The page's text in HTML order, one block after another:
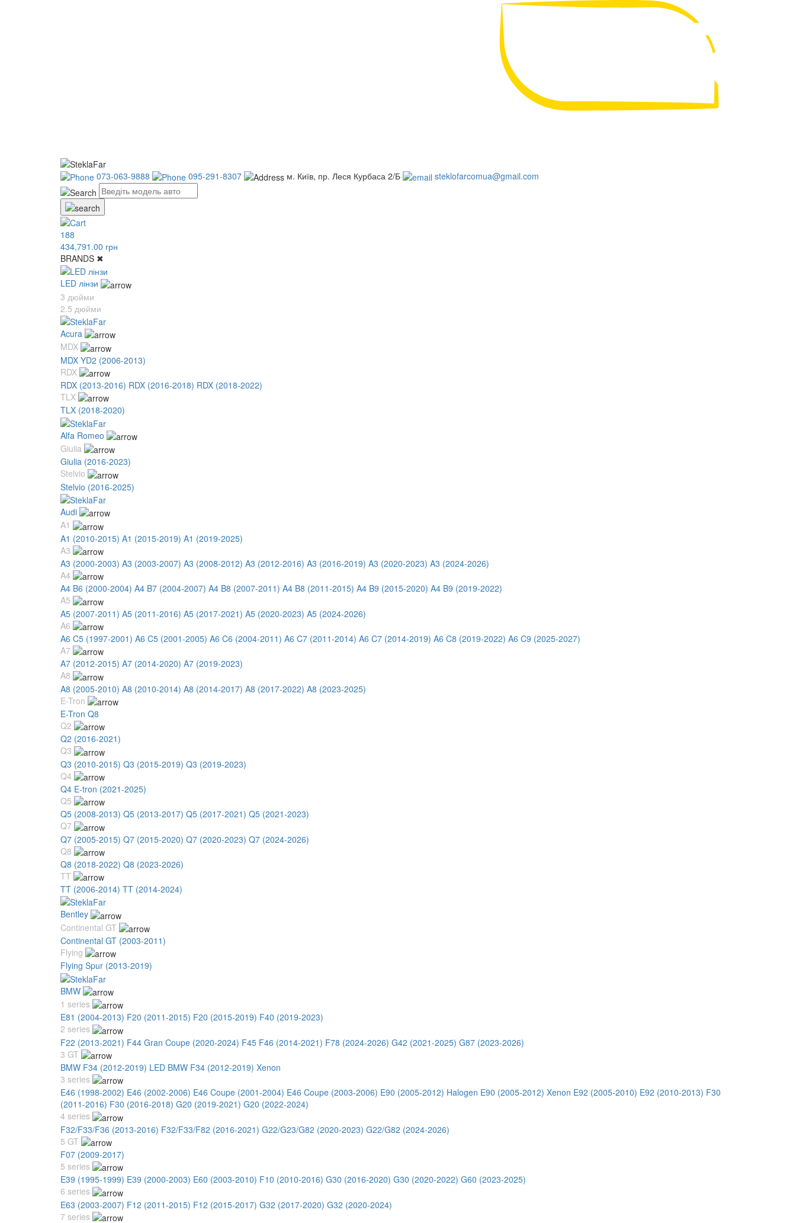
073-063-9888 095-291-8307 м. Київ, пр. Леся Курбаса 2/Б steklofarcomua@gmail.com
188
434,791.00 грн
BRANDS ✖
LED лінзи
3 дюйми
2.5 дюйми
Acura
MDX
MDX YD2 (2006-2013)
RDX
RDX (2013-2016) RDX (2016-2018) RDX (2018-2022)
TLX
TLX (2018-2020)
Alfa Romeo
Giulia
Giulia (2016-2023)
Stelvio
Stelvio (2016-2025)
Audi
A1
A1 (2010-2015) A1 (2015-2019) A1 (2019-2025)
A3
A3 (2000-2003) A3 (2003-2007) A3 (2008-2012) A3 (2012-2016) A3 (2016-2019) A3 (2020-2023) A3 (2024-2026)
A4
A4 B6 (2000-2004) A4 B7 (2004-2007) A4 B8 (2007-2011) A4 B8 (2011-2015) A4 B9 (2015-2020) A4 B9 (2019-2022)
A5
A5 (2007-2011) A5 (2011-2016) A5 (2017-2021) A5 (2020-2023) A5 (2024-2026)
A6
A6 C5 (1997-2001) A6 C5 (2001-2005) A6 C6 (2004-2011) A6 C7 (2011-2014) A6 C7 (2014-2019) A6 C8 (2019-2022) A6 C9 (2025-2027)
A7
A7 (2012-2015) A7 (2014-2020) A7 (2019-2023)
A8
A8 (2005-2010) A8 (2010-2014) A8 (2014-2017) A8 (2017-2022) A8 (2023-2025)
E-Tron
E-Tron Q8
Q2
Q2 (2016-2021)
Q3
Q3 (2010-2015) Q3 (2015-2019) Q3 (2019-2023)
Q4
Q4 E-tron (2021-2025)
Q5
Q5 (2008-2013) Q5 (2013-2017) Q5 (2017-2021) Q5 (2021-2023)
Q7
Q7 (2005-2015) Q7 (2015-2020) Q7 (2020-2023) Q7 (2024-2026)
Q8
Q8 (2018-2022) Q8 (2023-2026)
TT
TT (2006-2014) TT (2014-2024)
Bentley
Continental GT
Continental GT (2003-2011)
Flying
Flying Spur (2013-2019)
BMW
1 series
E81 (2004-2013) F20 (2011-2015) F20 (2015-2019) F40 (2019-2023)
2 series
F22 (2013-2021) F44 Gran Coupe (2020-2024) F45 F46 (2014-2021) F78 (2024-2026) G42 (2021-2025) G87 (2023-2026)
3 GT
BMW F34 (2012-2019) LED BMW F34 (2012-2019) Xenon
3 series
E46 (1998-2002) E46 (2002-2006) E46 Coupe (2001-2004) E46 Coupe (2003-2006) E90 (2005-2012) Halogen E90 (2005-2012) Xenon E92 (2005-2010) E92 (2010-2013) F30
(2011-2016) F30 (2016-2018) G20 (2019-2021) G20 (2022-2024)
4 series
F32/F33/F36 (2013-2016) F32/F33/F82 (2016-2021) G22/G23/G82 (2020-2023) G22/G82 (2024-2026)
5 GT
F07 (2009-2017)
5 series
E39 (1995-1999) E39 (2000-2003) E60 (2003-2010) F10 (2010-2016) G30 (2016-2020) G30 (2020-2022) G60 (2023-2025)
6 series
E63 (2003-2007) F12 (2011-2015) F12 (2015-2017) G32 (2017-2020) G32 (2020-2024)
7 series